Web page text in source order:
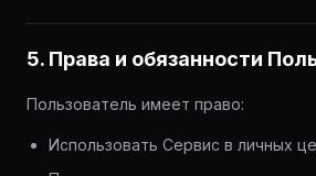
5. Права и обязанности
Пользователь имеет право:
Использовать Сервис в личных